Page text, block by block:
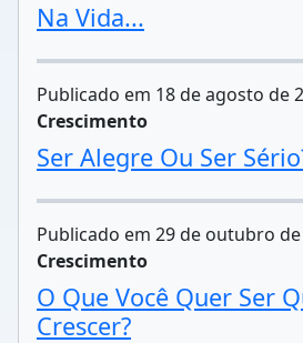
Na Vida...
Publicado em 18 de agosto de
Crescimento
Ser Alegre Ou Ser
Publicado em 29 de outubro
Crescimento
O Que Você Quer Ser
Crescer?